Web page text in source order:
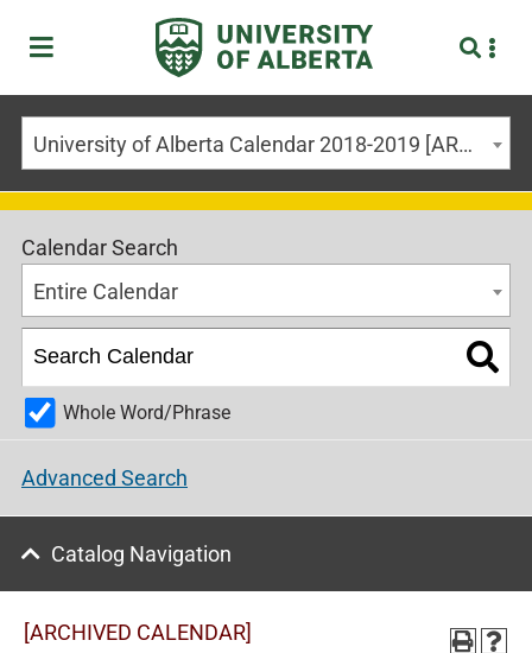
University of Alberta Calendar 2018-2019 [ARCHIVED CALENDAR]
Calendar Search
Entire Calendar
Whole Word/Phrase
Advanced Search
Catalog Navigation
[ARCHIVED CALENDAR]